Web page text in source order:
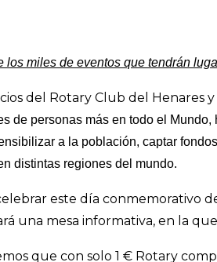
los miles de eventos que tendrán
del Rotary Club del
de personas más en todo el
a la población, captar
distintas regiones del mundo.
este día conmemorativo
una mesa informativa, en la
que con solo 1 € Rotary